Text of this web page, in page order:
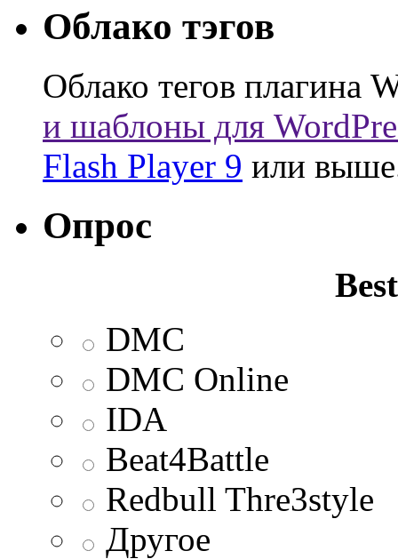
Облако тэгов
Облако тегов плагина
и шаблоны для
Flash Player 9 или
Опрос
DMC
DMC Online
IDA
Beat4Battle
Redbull Thre3style
Другое